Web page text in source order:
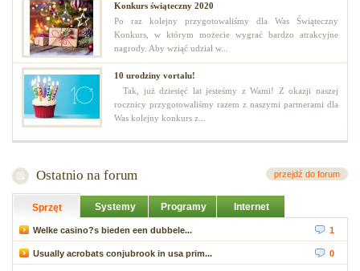
Konkurs świąteczny 2020
Po raz kolejny przygotowaliśmy dla Was Świąteczny
Konkurs, w którym możecie wygrać bardzo atrakcyjne
nagrody. Aby wziąć udział w...
10 urodziny vortalu!
Tak, już dziesięć lat jesteśmy z Wami! Z okazji naszej
rocznicy przygotowaliśmy razem z naszymi partnerami dla
Was kolejny konkurs z...
Ostatnio na forum przejdź do forum
Sprzęt Systemy Programy Internet
Welke casino?s bieden een dubbele... 1
Usually acrobats conjubrook in usa prim... 0